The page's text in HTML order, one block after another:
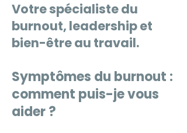
Votre spécialiste du
burnout,​ leadership et
bien-être au travail.
Symptômes du burnout :
comment puis-je vous
aider ?